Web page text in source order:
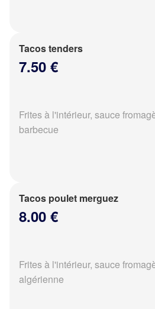
Tacos tenders
7.50 €
Frites à l'intérieur, sauce
barbecue
Tacos poulet merguez
8.00 €
Frites à l'intérieur, sauce
algérienne